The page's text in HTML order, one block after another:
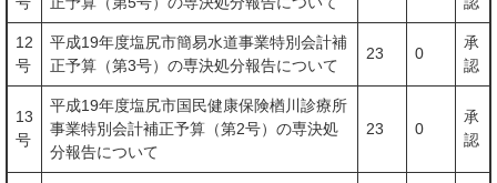
12
号
平成19年度塩尻市簡易水道事業特別会計補
正予算（第3号）の専決処分報告について
23 0
承
認
13
号
平成19年度塩尻市国民健康保険楢川診療所
事業特別会計補正予算（第2号）の専決処
分報告について
23 0
承
認